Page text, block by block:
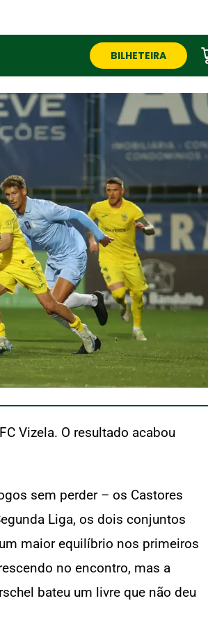
BILHETEIRA
Vizela. O resultado acabou
sem perder – os Castores
Liga, os dois conjuntos
maior equilíbrio nos primeiros
no encontro, mas a
bateu um livre que não deu